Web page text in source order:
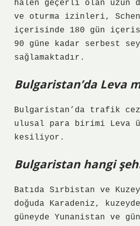
halen geçerli olan uzun
ve oturma izinleri,
içerisinde 180 gün
90 güne kadar serbest
sağlamaktadır.
Bulgaristan’da Leva
Bulgaristan’da trafik
ulusal para birimi Leva
kesiliyor.
Bulgaristan hangi
Batıda Sırbistan ve Kuzey
doğuda Karadeniz, kuzeyde
güneyde Yunanistan ve